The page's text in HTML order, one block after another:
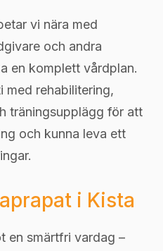
vi nära med
och andra
en komplett vårdplan.
med rehabilitering,
träningsupplägg för att
och kunna leva ett
i Kista
en smärtfri vardag –